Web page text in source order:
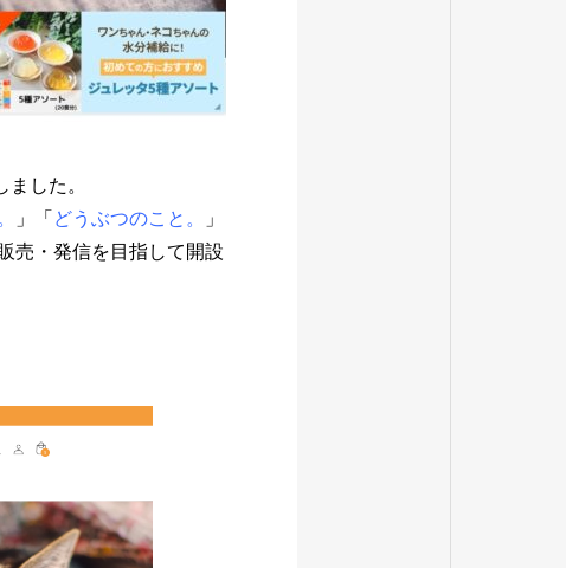
ました。
」「 どうぶつのこと。
」
売・発信を目指して開設